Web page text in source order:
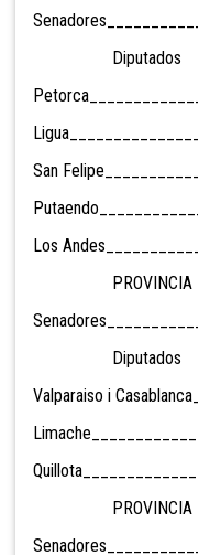
Diputados
San
Los
PROVINCIA DE
Diputados
Valparaiso i
PROVINCIA DE